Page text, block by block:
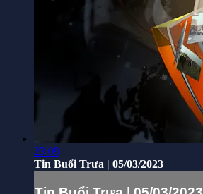
23:09
Tin Buổi Trưa | 05/03/2023